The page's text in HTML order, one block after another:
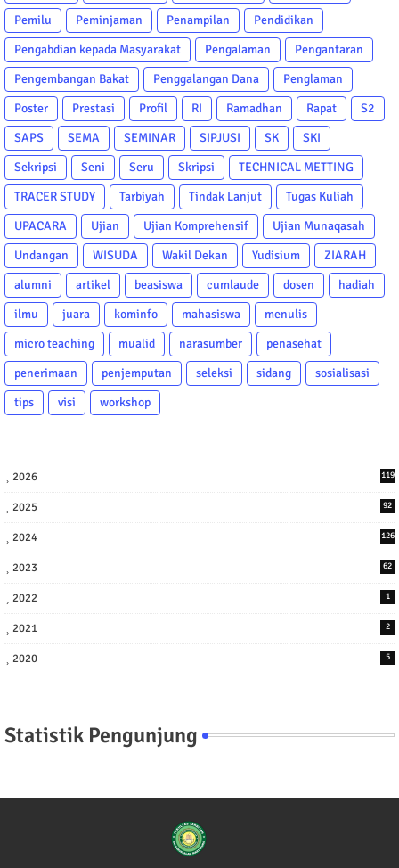
Pemilu
Peminjaman Penampilan
Pendidikan
Pengabdian kepada Masyarakat
Pengalaman
Pengantaran
Pengembangan Bakat
Penggalangan Dana
Penglaman
Poster
Prestasi Profil RI Ramadhan Rapat
S2
SAPS
SEMA SEMINAR SIPJUSI SK
SKI
Sekripsi
Seni Seru Skripsi
TECHNICAL METTING
TRACER STUDY
Tarbiyah Tindak Lanjut
Tugas Kuliah
UPACARA
Ujian Ujian Komprehensif
Ujian Munaqasah
Undangan
WISUDA Wakil Dekan Yudisium
ZIARAH
alumni
artikel beasiswa cumlaude dosen
hadiah
ilmu
juara kominfo mahasiswa
menulis
micro teaching
mualid narasumber
penasehat
penerimaan
penjemputan seleksi sidang
sosialisasi
tips
visi workshop
2026 119
2025 92
2024 126
2023 62
2022 1
2021 2
2020 5
Statistik Pengunjung